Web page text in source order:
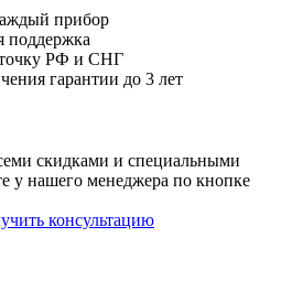
прибор
поддержка
РФ и СНГ
гарантии до 3 лет
скидками и специальными
у нашего менеджера по кнопке
консультацию